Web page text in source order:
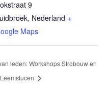
9
, Nederland +
Maps
leden: Workshops Strobouw en